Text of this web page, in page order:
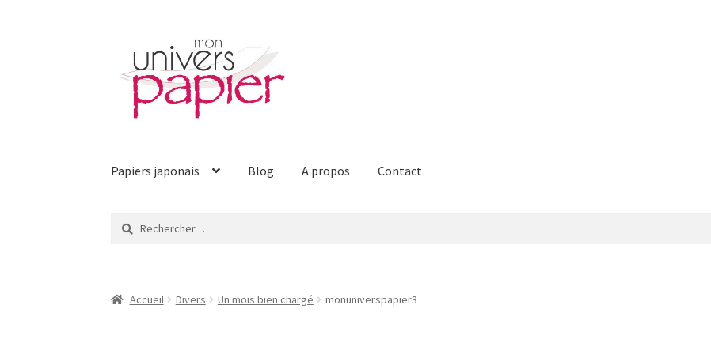
la
navigation
contenu
Papiers japonais Blog A propos Contact
Rechercher :
Accueil Divers Un mois bien chargé monuniverspapier3